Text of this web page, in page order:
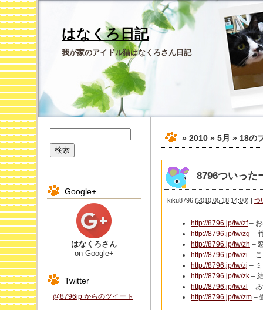
はなくろ日記
我が家のアイドル猫はなくろさん日記
» 2010 » 5月 » 18の
8796ついった
kiku8796 (2010.05.18 14:00) | つ
http://8796.jp/tw/zf– お
http://8796.jp/tw/zg –
http://8796.jp/tw/zh –
http://8796.jp/tw/zi –
http://8796.jp/tw/zj –
http://8796.jp/tw/zk –
http://8796.jp/tw/zl –
http://8796.jp/tw/zm –
Google+
はなくろさん
on Google+
Twitter
@8796jp からのツイート